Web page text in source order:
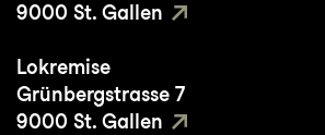
9000 St. Gallen
Lokremise
Grünbergstrasse 7
9000 St. Gallen